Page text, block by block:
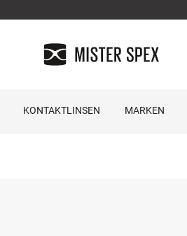
KONTAKTLINSEN MARKEN